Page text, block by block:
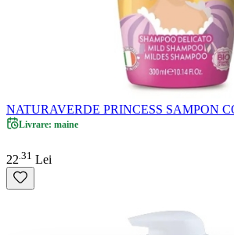
NATURAVERDE PRINCESS SAMPON
Livrare: maine
22 31 Lei